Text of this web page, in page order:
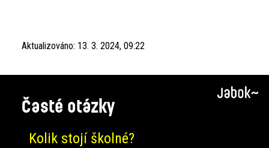
Aktualizováno: 13. 3. 2024, 09:22
Časté otázky
Kolik stojí školné?